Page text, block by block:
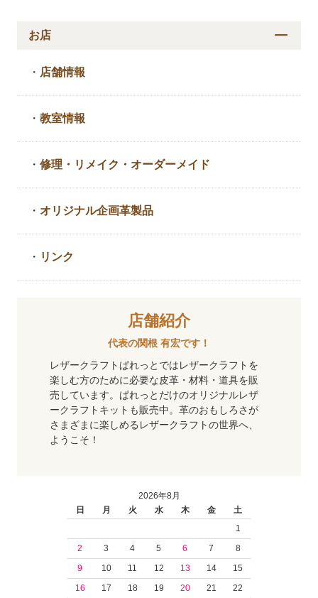
お店
・ 店舗情報
・教室情報
・修理・リメイク・ オーダーメイド
・ オリジナル企画革製品
・ リンク
店舗紹介
代表の関根 有宏です！
レザークラフトぱれっとではレザークラフトを
楽しむ方のために必要な皮革・材料・道具を販
売しています。ぱれっとだけのオリジナルレザ
ークラフトキットも販売中。革のおもしろさが
さまざまに楽しめるレザークラフトの世界へ、
ようこそ！
2026年8月
日
月 火 水 木 金
土
1
2
3 4 5 6 7
8
9
10 11 12 13 14
15
16
17 18 19 20 21
22